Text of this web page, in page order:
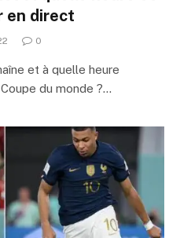
en direct
0
et à quelle heure
du monde ?…